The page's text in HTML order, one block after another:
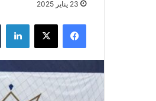
23 يناير 2025
فيسبوك ‫X